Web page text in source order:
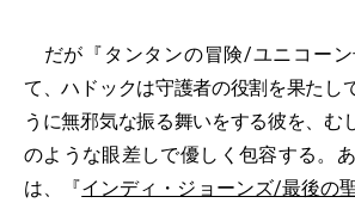
だが『タンタンの冒険/ユニコーン
て、ハドックは守護者の役割を果たし
うに無邪気な振る舞いをする彼を、む
のような眼差しで優しく包容する。
は、『インディ・ジョーンズ/最後の